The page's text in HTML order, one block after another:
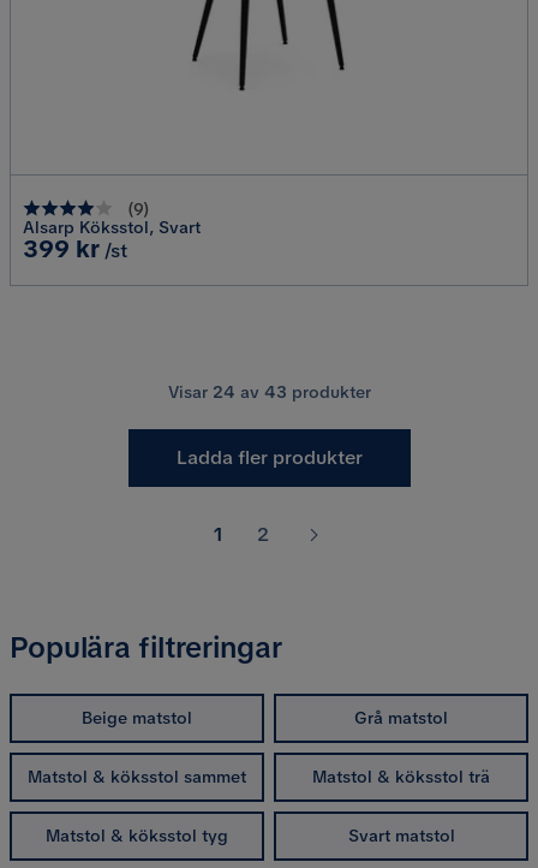
(9)
Alsarp Köksstol, Svart
Pris
399 kr /st
Visar 24 av 43 produkter
Ladda fler produkter
1 2
Populära filtreringar
Beige matstol Grå matstol
Matstol & köksstol sammet Matstol & köksstol trä
Matstol & köksstol tyg Svart matstol